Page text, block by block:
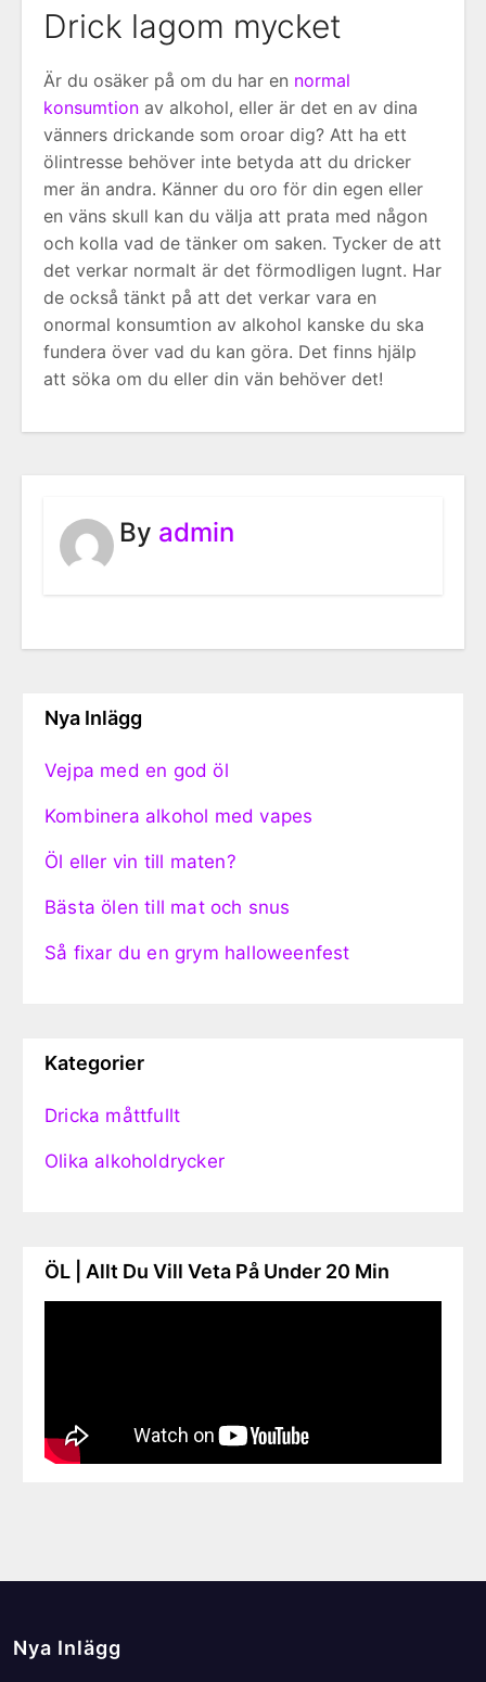
Drick lagom mycket
Är du osäker på om du har en normal
konsumtion av alkohol, eller är det en av dina
vänners drickande som oroar dig? Att ha ett
ölintresse behöver inte betyda att du dricker
mer än andra. Känner du oro för din egen eller
en väns skull kan du välja att prata med någon
och kolla vad de tänker om saken. Tycker de att
det verkar normalt är det förmodligen lugnt. Har
de också tänkt på att det verkar vara en
onormal konsumtion av alkohol kanske du ska
fundera över vad du kan göra. Det finns hjälp
att söka om du eller din vän behöver det!
By admin
Nya Inlägg
Vejpa med en god öl
Kombinera alkohol med vapes
Öl eller vin till maten?
Bästa ölen till mat och snus
Så fixar du en grym halloweenfest
Kategorier
Dricka måttfullt
Olika alkoholdrycker
ÖL | Allt Du Vill Veta På Under 20 Min
Nya Inlägg